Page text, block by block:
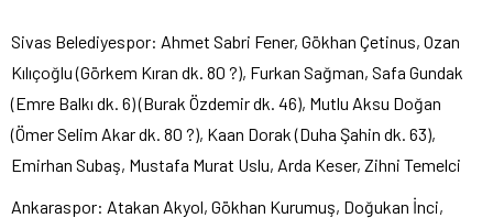
Sivas Belediyespor: Ahmet Sabri Fener, Gökhan Çetinus, Ozan
Kılıçoğlu (Görkem Kıran dk. 80 ?), Furkan Sağman, Safa Gundak
(Emre Balkı dk. 6) (Burak Özdemir dk. 46), Mutlu Aksu Doğan
(Ömer Selim Akar dk. 80 ?), Kaan Dorak (Duha Şahin dk. 63),
Emirhan Subaş, Mustafa Murat Uslu, Arda Keser, Zihni Temelci
Ankaraspor: Atakan Akyol, Gökhan Kurumuş, Doğukan İnci,